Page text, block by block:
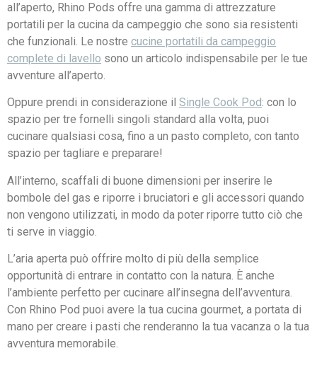
all’aperto, Rhino Pods offre una gamma di attrezzature
portatili per la cucina da campeggio che sono sia resistenti
che funzionali. Le nostre cucine portatili da campeggio
complete di lavello sono un articolo indispensabile per le tue
avventure all’aperto.
Oppure prendi in considerazione il Single Cook Pod: con lo
spazio per tre fornelli singoli standard alla volta, puoi
cucinare qualsiasi cosa, fino a un pasto completo, con tanto
spazio per tagliare e preparare!
All’interno, scaffali di buone dimensioni per inserire le
bombole del gas e riporre i bruciatori e gli accessori quando
non vengono utilizzati, in modo da poter riporre tutto ciò che
ti serve in viaggio.
L’aria aperta può offrire molto di più della semplice
opportunità di entrare in contatto con la natura. È anche
l’ambiente perfetto per cucinare all’insegna dell’avventura.
Con Rhino Pod puoi avere la tua cucina gourmet, a portata di
mano per creare i pasti che renderanno la tua vacanza o la tua
avventura memorabile.